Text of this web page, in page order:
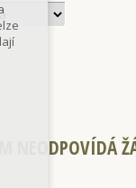
NEODPOVÍDÁ